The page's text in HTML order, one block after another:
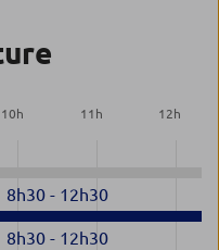
10h 11 h 12h
8h30- 12h30
8h30- 12h30